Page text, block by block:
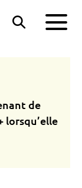
de
lorsqu’elle